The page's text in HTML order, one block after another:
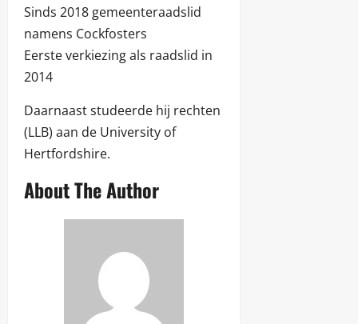
Sinds 2018 gemeenteraadslid
namens Cockfosters
Eerste verkiezing als raadslid in
2014
Daarnaast studeerde hij rechten
(LLB) aan de University of
Hertfordshire.
About The Author